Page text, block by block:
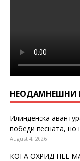
НЕОДАМНЕШНИ
Илинденска
победи песната, но
August 4, 2026
КОГА ОХРИД ПЕЕ